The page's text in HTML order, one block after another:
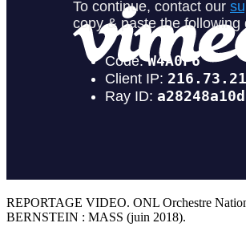
REPORTAGE VIDEO. ONL Orchestre
BERNSTEIN : MASS (juin 2018).